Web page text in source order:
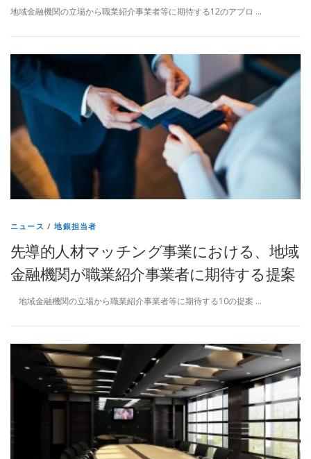
地域金融機関の立場から職業紹介事業者等に期待する12のアプロ …
ニュース /地銀担当者
先導的人材マッチング事業における、地域
金融機関が職業紹介事業者に期待する提案
地域金融機関の立場から職業紹介事業者等に期待する10の提案 …